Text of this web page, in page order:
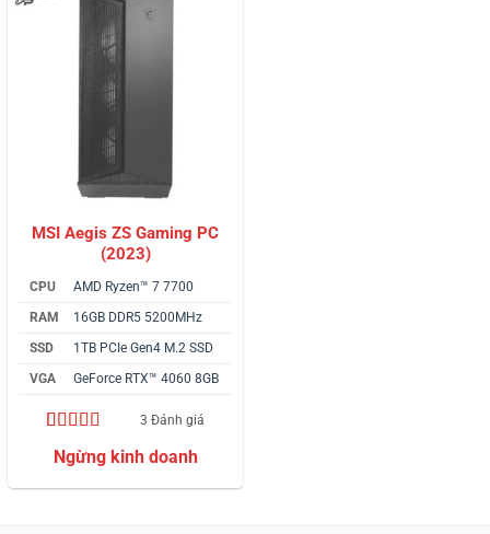
MSI Aegis ZS Gaming PC
(2023)
CPU
AMD Ryzen™ 7 7700
RAM
16GB DDR5 5200MHz
SSD
1TB PCIe Gen4 M.2 SSD
VGA
GeForce RTX™ 4060 8GB
5.00 trên 5
dựa trên
3
3 Đánh giá